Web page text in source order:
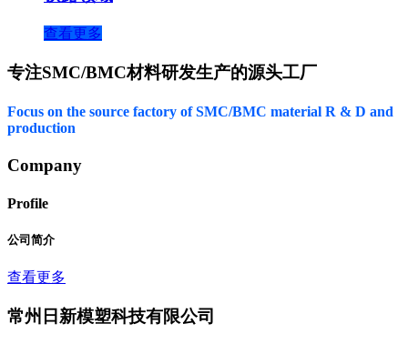
查看更多
专注SMC/BMC材料研发生产的源头工厂
Focus on the source factory of SMC/BMC material R & D and
production
Company
Profile
公司简介
查看更多
常州日新模塑科技有限公司